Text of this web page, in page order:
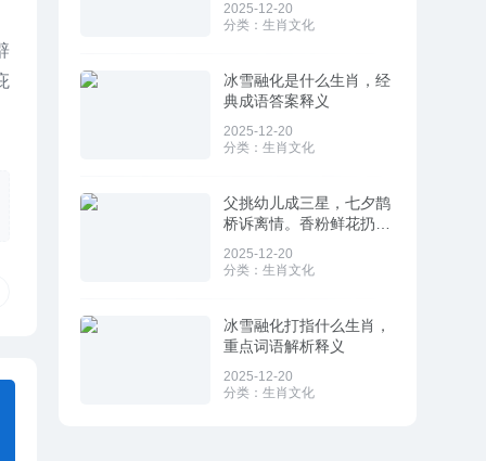
2025-12-20
分类： 生肖文化
冰雪融化是什么生肖，经
典成语答案释义
2025-12-20
分类： 生肖文化
父挑幼儿成三星，七夕鹊
桥诉离情。香粉鲜花扔屋
么生肖，经典成语释义解
2025-12-20
分类： 生肖文化
冰雪融化打指什么生肖，
重点词语解析释义
2025-12-20
分类： 生肖文化